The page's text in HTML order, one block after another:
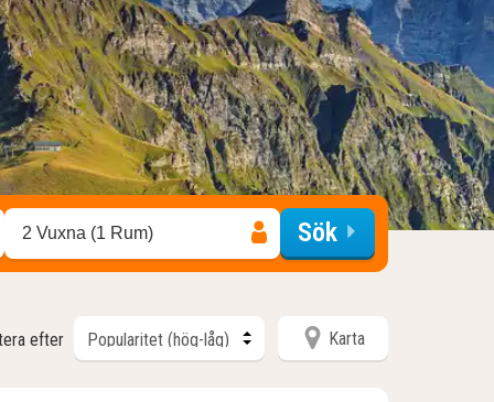
2 Vuxna (1 Rum) Sök
efter Karta